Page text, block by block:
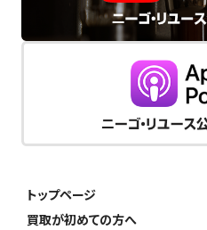
トップページ
買取が初めての方へ